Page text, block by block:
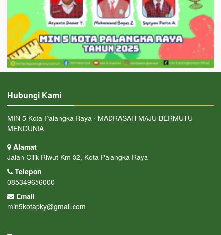
Hubungi Kami
MIN 5 Kota Palangka Raya ⋅ MADRASAH MAJU BERMUTU
MENDUNIA
Alamat
Jalan Cilik Riwut Km 32, Kota Palangka Raya
Telepon
085349656000
Email
min5kotapky@gmail.com